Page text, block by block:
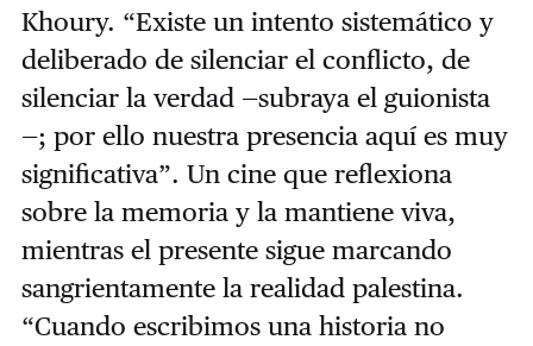
Khoury. “Existe un intento sistemático y
deliberado de silenciar el conflicto, de
silenciar la verdad —subraya el guionista
—; por ello nuestra presencia aquí es muy
significativa”. Un cine que reflexiona
sobre la memoria y la mantiene viva,
mientras el presente sigue marcando
sangrientamente la realidad palestina.
“Cuando escribimos una historia no